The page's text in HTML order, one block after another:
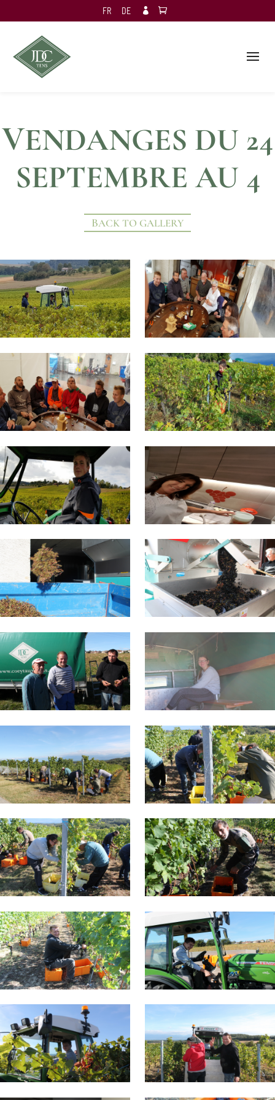
FR DE 
VENDANGES DU 24
SEPTEMBRE AU 4
OCTOBRE
BACK TO GALLERY